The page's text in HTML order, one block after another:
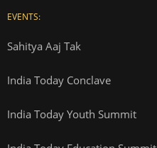
EVENTS:
Sahitya Aaj Tak
India Today Conclave
India Today Youth Summit